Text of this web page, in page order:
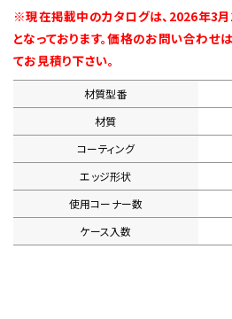
生産終了品
※現在掲載中のカタログは、2026年3
となっております。価格のお問い合わせ
てお見積り下さい。
材質型番
材質
コーティング
エッジ形状
使用コーナー数
ケース入数